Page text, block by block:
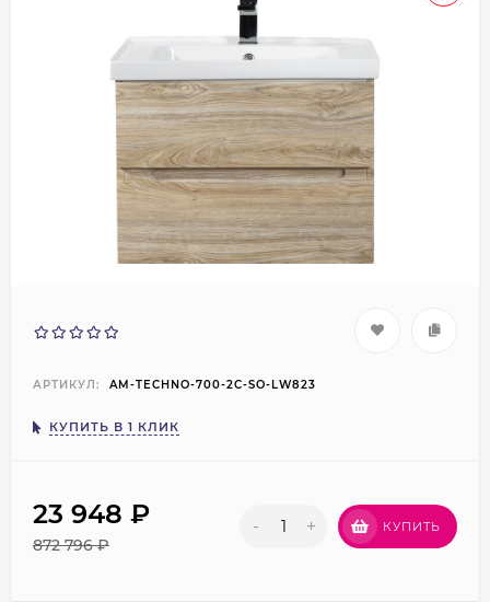
АРТИКУЛ: AM-TECHNO-700-2C-SO-LW823
КУПИТЬ В 1 КЛИК
23 948 ₽
872 796₽
- + КУПИТЬ